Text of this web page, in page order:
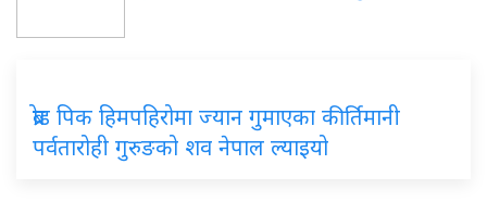
ब्रोड पिक हिमपहिरोमा ज्यान गुमाएका कीर्तिमानी
पर्वतारोही गुरुङको शव नेपाल ल्याइयो